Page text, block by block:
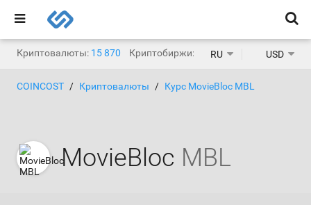
Криптовалюты: 15 870 Криптобиржи: 1 468
RU USD
COINCOST Криптовалюты Курс MovieBloc MBL
MovieBloc MBL